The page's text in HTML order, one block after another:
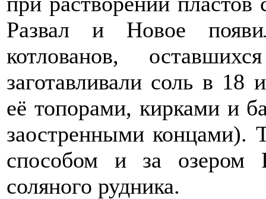
Развал и Новое
котлованов,
заготавливали соль в 18
её топорами, кирками и
заостренными концами).
способом и за озером
соляного рудника.